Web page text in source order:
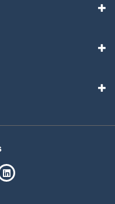
Facebook
på Instagram